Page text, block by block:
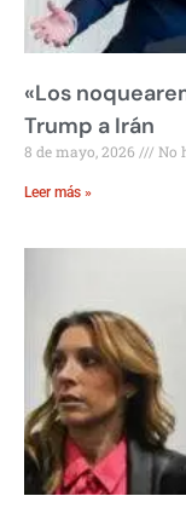
«Los
Trump a Irán
8 de mayo, 2026 No
Leer más »